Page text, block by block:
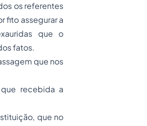
os referentes
fito assegurar a
que o
fatos.
que nos
recebida a
que no